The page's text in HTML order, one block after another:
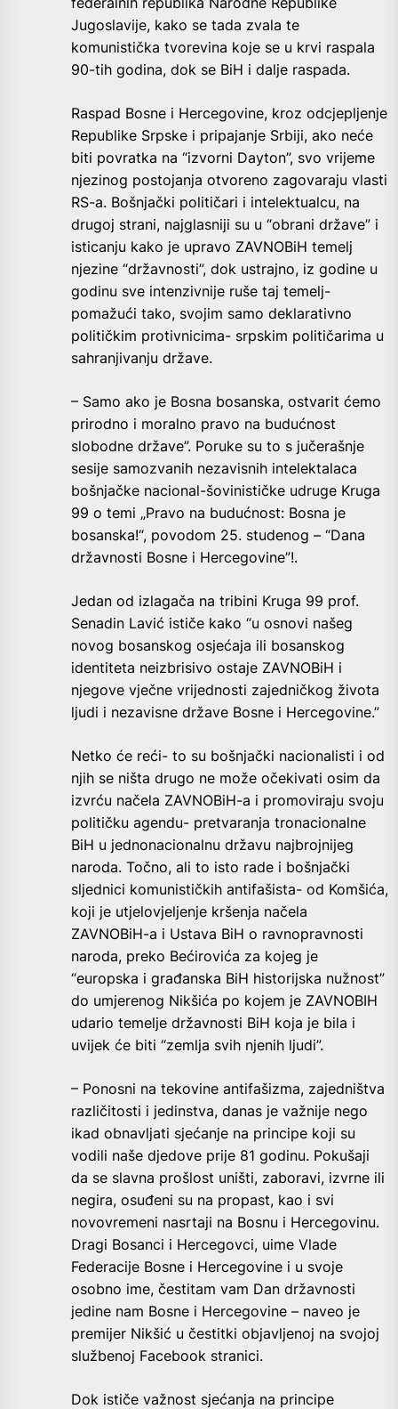
Jugoslavije, kako se tada zvala te
komunistička tvorevina koje se u krvi raspala
90-tih godina, dok se BiH i dalje raspada.
Raspad Bosne i Hercegovine, kroz odcjepljenje
Republike Srpske i pripajanje Srbiji, ako neće
biti povratka na “izvorni Dayton”, svo vrijeme
njezinog postojanja otvoreno zagovaraju vlasti
RS-a. Bošnjački političari i intelektualcu, na
drugoj strani, najglasniji su u “obrani države” i
isticanju kako je upravo ZAVNOBiH temelj
njezine “državnosti”, dok ustrajno, iz godine u
godinu sve intenzivnije ruše taj temelj-
pomažući tako, svojim samo deklarativno
političkim protivnicima- srpskim političarima u
sahranjivanju države.
– Samo ako je Bosna bosanska, ostvarit ćemo
prirodno i moralno pravo na budućnost
slobodne države”. Poruke su to s jučerašnje
sesije samozvanih nezavisnih intelektalaca
bošnjačke nacional-šovinističke udruge Kruga
99 o temi „Pravo na budućnost: Bosna je
bosanska!“, povodom 25. studenog – “Dana
državnosti Bosne i Hercegovine”!.
Jedan od izlagača na tribini Kruga 99 prof.
Senadin Lavić ističe kako “u osnovi našeg
novog bosanskog osjećaja ili bosanskog
identiteta neizbrisivo ostaje ZAVNOBiH i
njegove vječne vrijednosti zajedničkog života
ljudi i nezavisne države Bosne i Hercegovine.”
Netko će reći- to su bošnjački nacionalisti i od
njih se ništa drugo ne može očekivati osim da
izvrću načela ZAVNOBiH-a i promoviraju svoju
političku agendu- pretvaranja tronacionalne
BiH u jednonacionalnu državu najbrojnijeg
naroda. Točno, ali to isto rade i bošnjački
sljednici komunističkih antifašista- od Komšića,
koji je utjelovjeljenje kršenja načela
ZAVNOBiH-a i Ustava BiH o ravnopravnosti
naroda, preko Bećirovića za kojeg je
“europska i građanska BiH historijska nužnost”
do umjerenog Nikšića po kojem je ZAVNOBIH
udario temelje državnosti BiH koja je bila i
uvijek će biti “zemlja svih njenih ljudi”.
– Ponosni na tekovine antifašizma, zajedništva
različitosti i jedinstva, danas je važnije nego
ikad obnavljati sjećanje na principe koji su
vodili naše djedove prije 81 godinu. Pokušaji
da se slavna prošlost uništi, zaboravi, izvrne ili
negira, osuđeni su na propast, kao i svi
novovremeni nasrtaji na Bosnu i Hercegovinu.
Dragi Bosanci i Hercegovci, uime Vlade
Federacije Bosne i Hercegovine i u svoje
osobno ime, čestitam vam Dan državnosti
jedine nam Bosne i Hercegovine – naveo je
premijer Nikšić u čestitki objavljenoj na svojoj
službenoj Facebook stranici.
Dok ističe važnost sjećanja na principe